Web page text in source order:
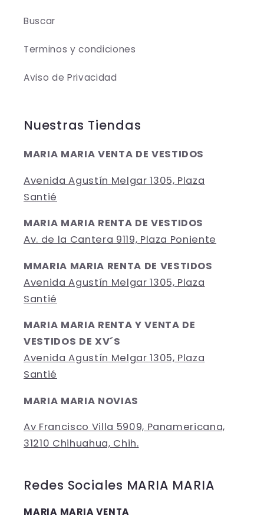
Buscar
Terminos y condiciones
Aviso de Privacidad
Nuestras Tiendas
MARIA MARIA VENTA DE VESTIDOS
Avenida Agustín Melgar 1305, Plaza
Santié
MARIA MARIA RENTA DE VESTIDOS
Av. de la Cantera 9119, Plaza Poniente
MMARIA MARIA RENTA DE VESTIDOS
Avenida Agustín Melgar 1305, Plaza
Santié
MARIA MARIA RENTA Y VENTA DE
VESTIDOS DE XV´S
Avenida Agustín Melgar 1305, Plaza
Santié
MARIA MARIA NOVIAS
Av Francisco Villa 5909, Panamericana,
31210 Chihuahua, Chih.
Redes Sociales MARIA MARIA
MARIA MARIA VENTA